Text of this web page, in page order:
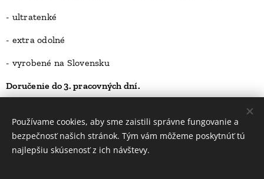
- ultratenké
- extra odolné
- vyrobené na Slovensku
Doručenie do 3. pracovných dní.
23,00Kč
Používame cookies, aby sme zaistili správne fungovanie a
bezpečnosť našich stránok. Tým vám môžeme poskytnúť tú
najlepšiu skúsenosť z ich návštevy.